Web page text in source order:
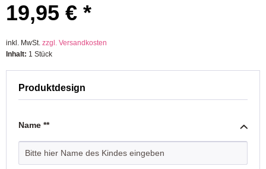
19,95 € *
inkl. MwSt. zzgl. Versandkosten
Inhalt: 1 Stück
Produktdesign
Name **